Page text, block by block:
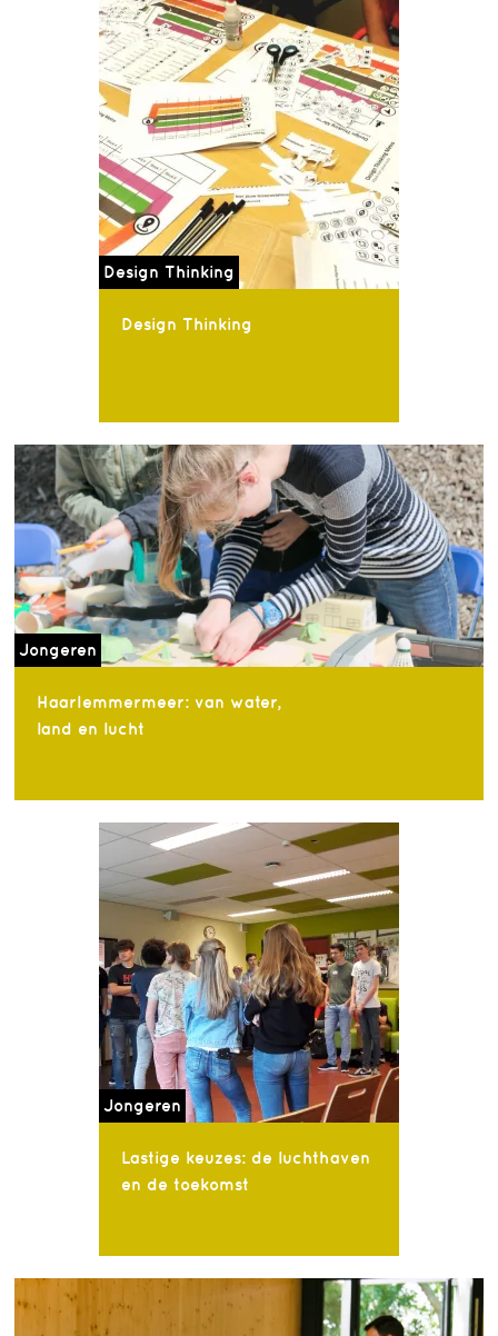
Design Thinking
Design Thinking
Jongeren
Haarlemmermeer: van water,
land en lucht
Jongeren
Lastige keuzes: de luchthaven
en de toekomst